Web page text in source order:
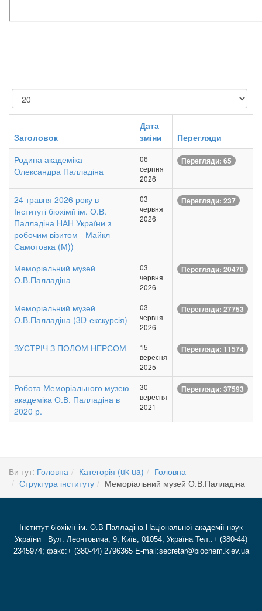
Показувати
Заголовок
Дата
зміни
Перегляди
Родина академіка
Олександра Палладіна
06
серпня
2026
Перегляди: 65
24 травня 2026 року в
Інституті біохімії ім. О.В.
Палладіна НАН України з
робочим візитом - Майкл
Самотовка (М))
03
червня
2026
Перегляди: 237
Меморіальний музей
О.В.Палладіна
03
червня
2026
Перегляди: 20470
Меморіальний музей
О.В.Палладіна (3D-екскурсія)
03
червня
2026
Перегляди: 27753
ЗУСТРІЧ З ПОЛОМ НЕРСОМ
15
вересня
2025
Перегляди: 11574
Робота Меморіального музею
академіка О.В. Палладіна в
2020 р.
30
вересня
2021
Перегляди: 37593
Ви тут: Головна Категорія (uk-ua)
Головна
Структура інституту
Меморіальний музей О.В.Палладіна
Інститут біохімії ім. О.В Палладіна Національної академії наук
України Вул. Леонтовича, 9, Київ, 01054, Україна Тел.:+ (380-44)
2345974; факс:+ (380-44) 2796365 E-mail:secretar@biochem.kiev.ua